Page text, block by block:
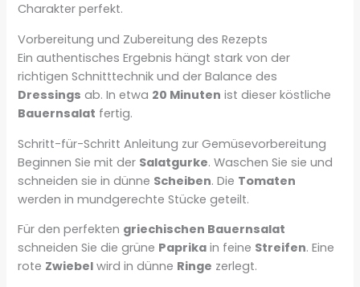
Charakter perfekt.
Vorbereitung und Zubereitung des Rezepts
Ein authentisches Ergebnis hängt stark von der
richtigen Schnitttechnik und der Balance des
Dressings ab. In etwa 20 Minuten ist dieser köstliche
Bauernsalat fertig.
Schritt-für-Schritt Anleitung zur Gemüsevorbereitung
Beginnen Sie mit der Salatgurke. Waschen Sie sie und
schneiden sie in dünne Scheiben. Die Tomaten
werden in mundgerechte Stücke geteilt.
Für den perfekten griechischen Bauernsalat
schneiden Sie die grüne Paprika in feine Streifen. Eine
rote Zwiebel wird in dünne Ringe zerlegt.